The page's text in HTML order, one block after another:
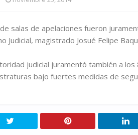
salas de apelaciones fueron
Judicial, magistrado Josué Felipe
judicial juramentó también a
bajo fuertes medidas de